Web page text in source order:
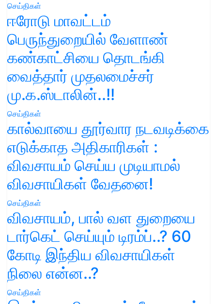
செய்திகள்
ஈரோடு மாவட்டம்
பெருந்துறையில் வேளாண்
கண்காட்சியை தொடங்கி
வைத்தார் முதலமைச்சர்
மு.க.ஸ்டாலின்..!!
செய்திகள்
கால்வாயை தூர்வார நடவடிக்கை
எடுக்காத அதிகாரிகள் :
விவசாயம் செய்ய முடியாமல்
விவசாயிகள் வேதனை!
செய்திகள்
விவசாயம், பால் வள துறையை
டார்கெட் செய்யும் டிரம்ப்..? 60
கோடி இந்திய விவசாயிகள்
நிலை என்ன..?
செய்திகள்